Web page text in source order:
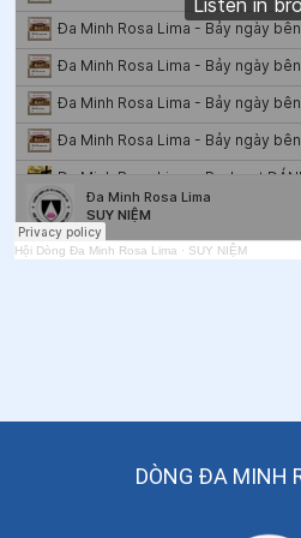
52
Ngày 05/6 Thánh Ða Minh
Huyên
53
54 .Ngày 03/6 Thánh Phaolô Vũ
55.
đạo
.Ngày 02/6 Thánh Ða Minh
Ngày 29/5 - Thánh Phaolô VI
Hội Dòng Đa Minh Rosa Lima · SUY NIỆM
DÒNG ĐA MINH